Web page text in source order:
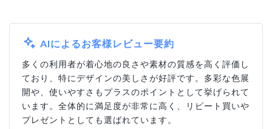
AIによるお客様レビュー要約
多くの利用者が着心地の良さや素材の質感を高く評価し
ており、特にデザインの美しさが好評です。多彩な色展
開や、使いやすさもプラスのポイントとして挙げられて
います。全体的に満足度が非常に高く、リピート買いや
プレゼントとしても選ばれています。